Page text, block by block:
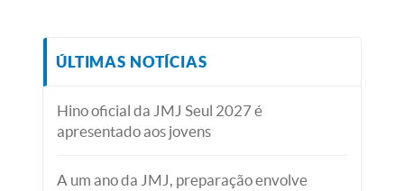
ÚLTIMAS NOTÍCIAS
Hino oficial da JMJ Seul 2027 é
apresentado aos jovens
A um ano da JMJ, preparação envolve